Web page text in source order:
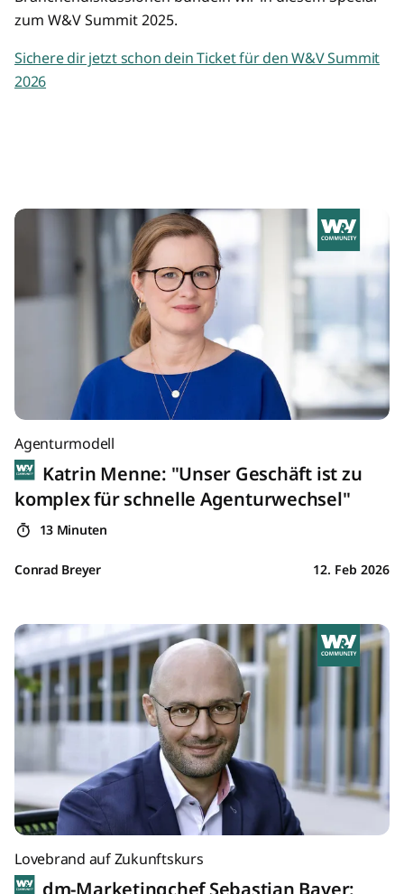
zum W&V Summit 2025.
Sichere dir jetzt schon dein Ticket für den W&V Summit
2026
Agenturmodell
Katrin Menne: "Unser Geschäft ist zu
komplex für schnelle Agenturwechsel"
13 Minuten
Conrad Breyer 12. Feb 2026
Lovebrand auf Zukunftskurs
dm-Marketingchef Sebastian Bayer: